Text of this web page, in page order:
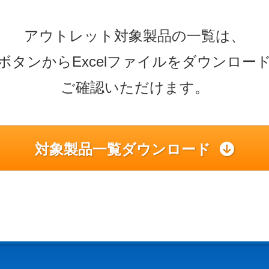
アウトレット対象製品の一覧は、
タンからExcelファイルをダウンロー
ご確認いただけます。
対象製品一覧ダウンロード